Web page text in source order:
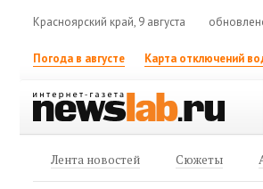
Красноярский край, 9 августа
Погода в августе Карта отключений
Лента новостей Сюжеты